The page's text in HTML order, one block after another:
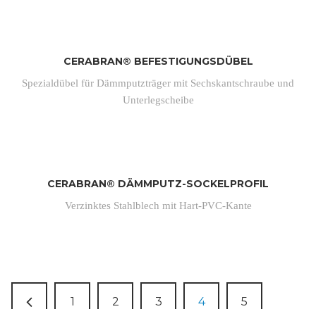
CERABRAN® BEFESTIGUNGSDÜBEL
Spezialdübel für Dämmputzträger mit Sechskantschraube und
Unterlegscheibe
CERABRAN® DÄMMPUTZ-SOCKELPROFIL
Verzinktes Stahlblech mit Hart-PVC-Kante
1 2 3 4 5